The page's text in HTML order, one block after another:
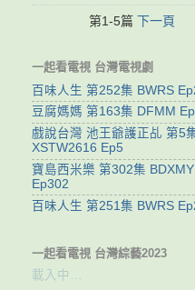
第1-5篇 下一頁
一起看電視 台灣電視劇
百味人生 第252集 BWRS
豆腐媽媽 第163集 DFMM
戲說台灣 池王爺護正乩 第5
XSTW2616 Ep5
寶島西米樂 第302集 BDXMY
Ep302
百味人生 第251集 BWRS
一起看電視 台灣綜藝2023
載入中…